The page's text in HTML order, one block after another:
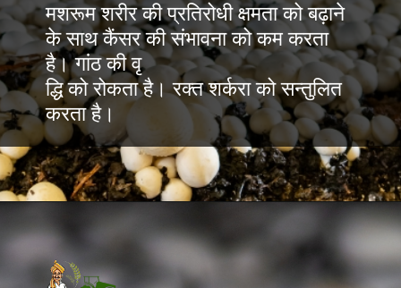
मशरूम शरीर की प्रतिरोधी क्षमता को बढ़ाने
के साथ कैंसर की संभावना को कम करता
है। गांठ की वृ
द्धि को रोकता है। रक्त शर्करा को सन्तुलित
करता है।